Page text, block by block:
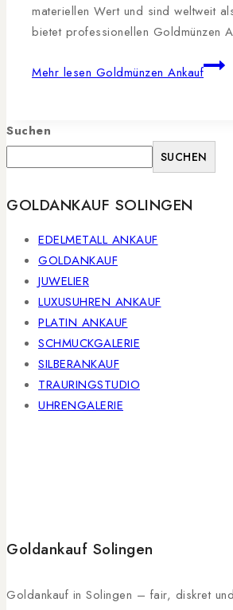
materiellen Wert und sind weltweit
bietet professionellen Goldmünzen
Mehr lesen Goldmünzen Ankauf
Suchen
SUCHEN
GOLDANKAUF SOLINGEN
EDELMETALL ANKAUF
GOLDANKAUF
JUWELIER
LUXUSUHREN ANKAUF
PLATIN ANKAUF
SCHMUCKGALERIE
SILBERANKAUF
TRAURINGSTUDIO
UHRENGALERIE
Goldankauf Solingen
Goldankauf in Solingen – fair, diskret